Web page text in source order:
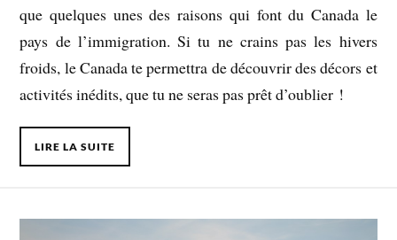
que quelques unes des raisons qui font du Canada le
pays de l’immigration. Si tu ne crains pas les hivers
froids, le Canada te permettra de découvrir des décors et
activités inédits, que tu ne seras pas prêt d’oublier !
LIRE LA SUITE